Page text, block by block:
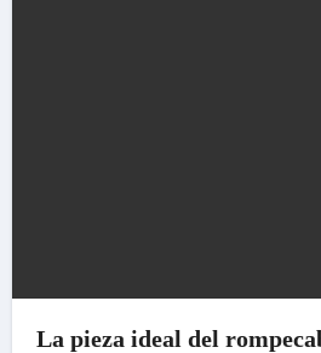
La pieza ideal del